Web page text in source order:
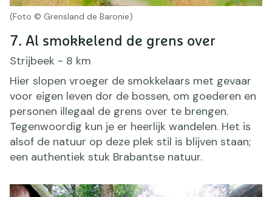
(Foto © Grensland de Baronie)
7. Al smokkelend de grens over
Strijbeek - 8 km
Hier slopen vroeger de smokkelaars met gevaar
voor eigen leven dor de bossen, om goederen en
personen illegaal de grens over te brengen.
Tegenwoordig kun je er heerlijk wandelen. Het is
alsof de natuur op deze plek stil is blijven staan;
een authentiek stuk Brabantse natuur.